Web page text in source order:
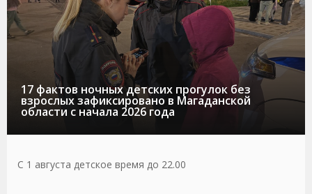
17 фактов ночных детских прогулок без
взрослых зафиксировано в Магаданской
области с начала 2026 года
С 1 августа детское время до 22.00